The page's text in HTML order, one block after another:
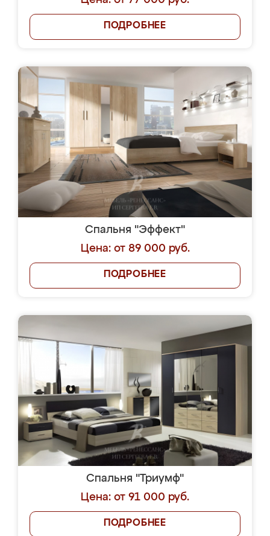
ПОДРОБНЕЕ
Спальня "Эффект"
Цена: от 89 000 руб.
ПОДРОБНЕЕ
Спальня "Триумф"
Цена: от 91 000 руб.
ПОДРОБНЕЕ